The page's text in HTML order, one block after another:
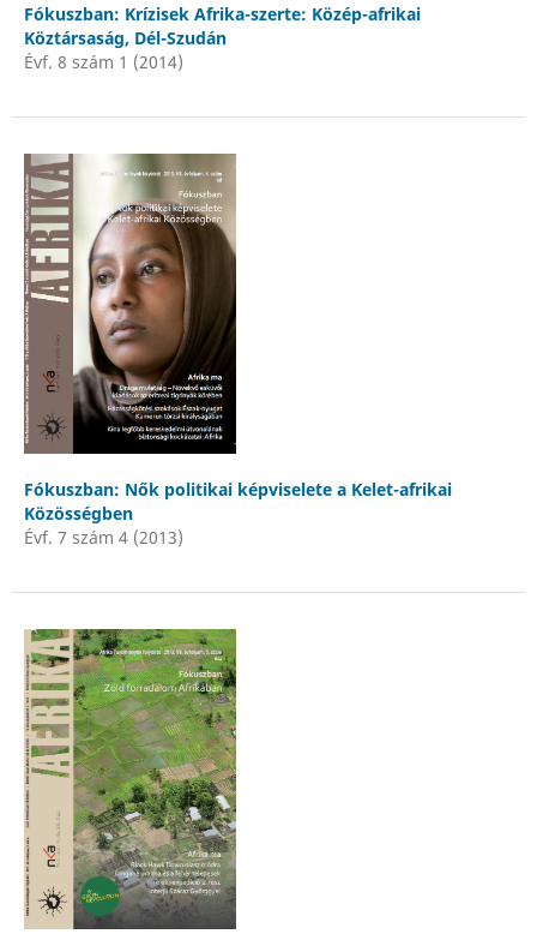
Fókuszban: Krízisek Afrika-szerte: Közép-afrikai
Köztársaság, Dél-Szudán
Évf. 8 szám 1 (2014)
Fókuszban: Nők politikai képviselete a Kelet-afrikai
Közösségben
Évf. 7 szám 4 (2013)